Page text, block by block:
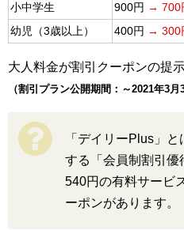
小中学生
900円 → 700
幼児（3歳以上）
400円 → 300
大人料金が割引クーポンの提
（割引プラン公開期間：～2021年3月
「デイリーPlus」
する「会員制割引優
540円の有料サービ
ーポンがあります。